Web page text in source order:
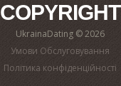
COPYRIGHT
UkrainaDating © 2026
Умови Обслуговування
Політика конфіденційності